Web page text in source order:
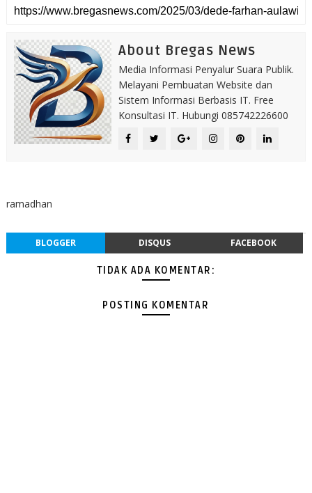
About Bregas News
Media Informasi Penyalur Suara Publik.
Melayani Pembuatan Website dan
Sistem Informasi Berbasis IT. Free
Konsultasi IT. Hubungi 085742226600
ramadhan
BLOGGER DISQUS FACEBOOK
TIDAK ADA KOMENTAR:
POSTING KOMENTAR